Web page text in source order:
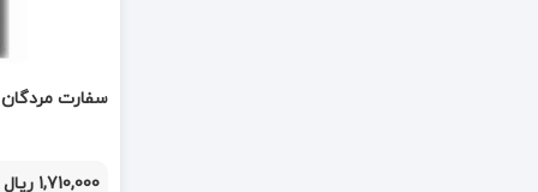
سفارت مردگان 2 گذرگاه جلاد
1,710,000 ریال